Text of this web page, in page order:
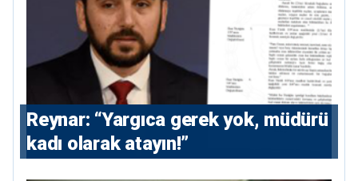
Reynar: “Yargıca gerek yok, müdürü
kadı olarak atayın!”